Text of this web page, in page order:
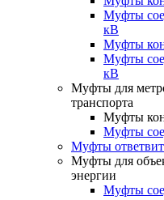
Муфты
кВ
Муфты
Муфты
кВ
Муфты для
транспорта
Муфты
Муфты
Муфты
Муфты для
энергии
Муфты